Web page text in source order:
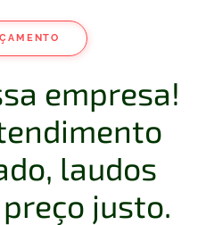
empresa!
laudos
justo.